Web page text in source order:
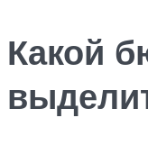
Какой